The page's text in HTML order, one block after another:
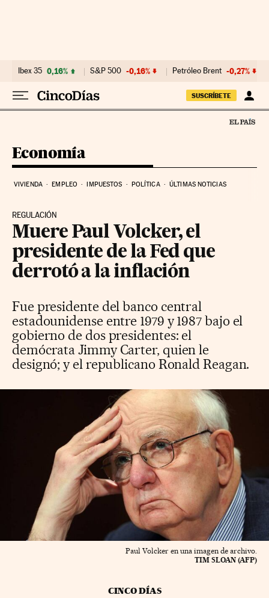
Ibex 35 0,16% S&P 500 -0,16% Petróleo Brent -0,27%
SUSCRÍBETE
Economía
VIVIENDA EMPLEO IMPUESTOS POLÍTICA ÚLTIMAS NOTICIAS
REGULACIÓN
Muere Paul Volcker, el
presidente de la Fed que
derrotó a la inflación
Fue presidente del banco central
estadounidense entre 1979 y 1987 bajo el
gobierno de dos presidentes: el
demócrata Jimmy Carter, quien le
designó; y el republicano Ronald Reagan.
Paul Volcker en una imagen de archivo.
TIM SLOAN (AFP)
CINCO DÍAS